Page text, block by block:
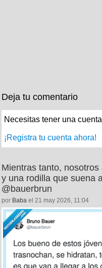
Deja tu comentario
Necesitas tener una
¡Registra tu cuenta ahora!
Mientras tanto,
y una rodilla que suena
@bauerbrun
por Baba el 21 may 2026, 11:04